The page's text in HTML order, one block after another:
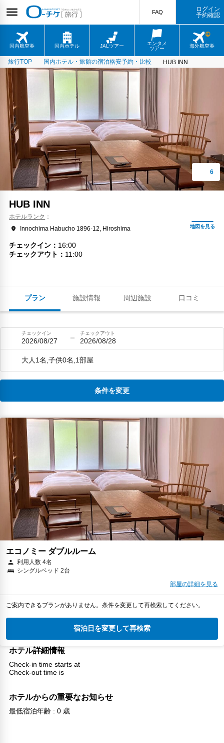
国内航空券 国内ホテル JALツアー
エンタメ
ツアー
海外航空券
FAQ
ログイン
予約確認
旅行TOP 国内ホテル・旅館の宿泊格安予約・比較 HUB INN
プラン 施設情報 周辺施設 口コミ
HUB INN
ホテルランク
Innochima Habucho 1896-12, Hiroshima
チェックイン
16:00
チェックアウト
11:00
チェックイン
2026/08/27
チェックアウト
2026/08/28
大人1名,子供0名,1部屋
条件を変更
エコノミー ダブルルーム
利用人数 4名
シングルベッド 2台
部屋の詳細を見る
ご案内できるプランがありません。条件を変更して再検索してください。
宿泊日を変更して再検索
ホテル詳細情報
Check-in time starts at
Check-out time is
ホテルからの重要なお知らせ
最低宿泊年齢 : 0 歳